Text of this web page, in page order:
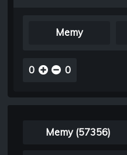
Memy
0 0
Memy (57356)